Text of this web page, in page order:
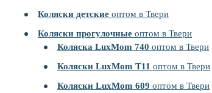
Коляски детские оптом в Твери
Коляски прогулочные оптом в Твери
Коляска LuxMom 740 оптом в Твери
Коляски LuxMom T11 оптом в Твери
Коляски LuxMom 609 оптом в Твери